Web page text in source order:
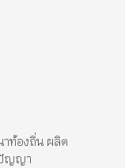
ท้องถิ่น ผลิต
ปัญญา